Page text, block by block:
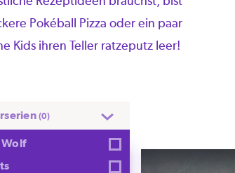
Pokéball Pizza oder ein paar
Kids ihren Teller ratzeputz leer!
(0)
Wolf